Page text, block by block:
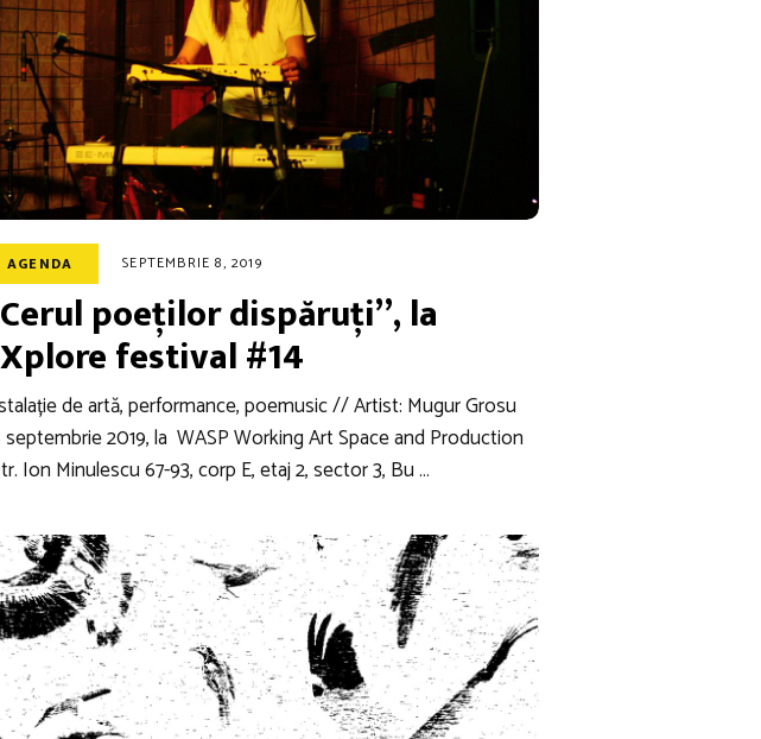
AGENDA SEPTEMBRIE 8, 2019
poeților dispăruți”, la
festival #14
de artă, performance, poemusic // Artist: Mugur Grosu
septembrie 2019, la WASP Working Art Space and Production
Ion Minulescu 67-93, corp E, etaj 2, sector 3, Bu …